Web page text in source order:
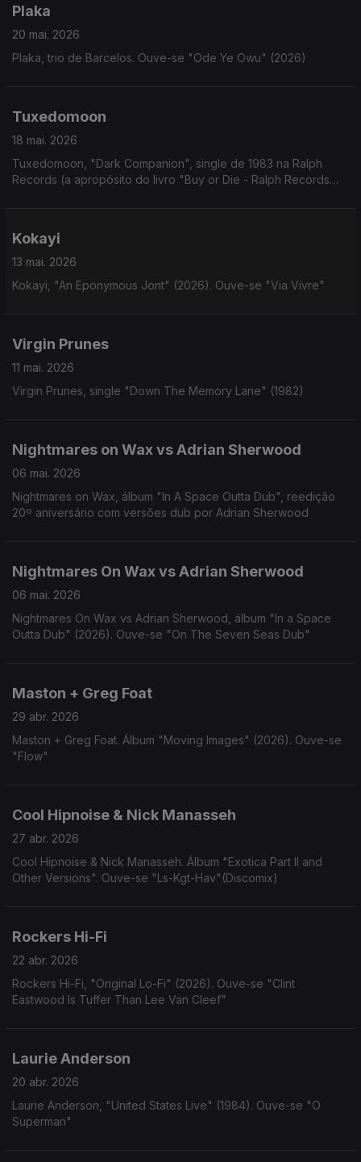
Plaka
20 mai. 2026
Plaka, trio de Barcelos. Ouve-se "Ode Ye Owu" (2026)
Tuxedomoon
18 mai. 2026
Tuxedomoon, "Dark Companion", single de 1983 na Ralph
Records (a apropósito do livro "Buy or Die - Ralph Records
Kokayi
13 mai. 2026
Kokayi, "An Eponymous Jont" (2026). Ouve-se "Via Vivre"
Virgin Prunes
11 mai. 2026
Virgin Prunes, single "Down The Memory Lane" (1982)
Nightmares on Wax vs Adrian Sherwood
06 mai. 2026
Nightmares on Wax, álbum "In A Space Outta Dub", reedição
20º aniversário com versões dub por Adrian Sherwood
Nightmares On Wax vs Adrian Sherwood
06 mai. 2026
Nightmares On Wax vs Adrian Sherwood, álbum "In a Space
Outta Dub" (2026). Ouve-se "On The Seven Seas Dub"
Maston + Greg Foat
29 abr. 2026
Maston + Greg Foat. Álbum "Moving Images" (2026). Ouve-se
"Flow"
Cool Hipnoise & Nick Manasseh
27 abr. 2026
Cool Hipnoise & Nick Manasseh. Álbum "Exotica Part II and
Other Versions". Ouve-se "Ls-Kgt-Hav"(Discomix)
Rockers Hi-Fi
22 abr. 2026
Rockers Hi-Fi, "Original Lo-Fi" (2026). Ouve-se "Clint
Eastwood Is Tuffer Than Lee Van Cleef"
Laurie Anderson
20 abr. 2026
Laurie Anderson, "United States Live" (1984). Ouve-se "O
Superman"